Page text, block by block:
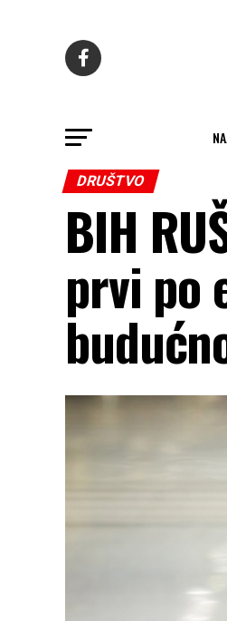
DRUŠTVO
BIH
prvi po